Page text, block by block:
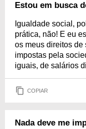
Estou em busca
Igualdade social,
prática, não! E eu
os meus direitos de
impostas pela
iguais, de salários
COPIAR
Nada deve me